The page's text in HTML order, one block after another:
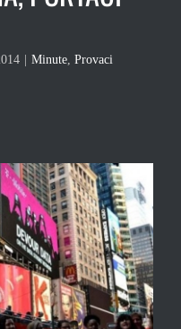
Minute, Provaci